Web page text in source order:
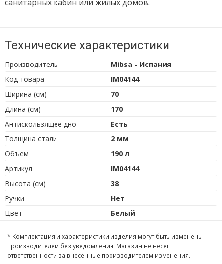
санитарных кабин или жилых домов.
Технические характеристики
Производитель
Mibsa - Испания
Код товара
IM04144
Ширина (см)
70
Длина (см)
170
Антискользящее дно
Есть
Толщина стали
2 мм
Объем
190 л
Артикул
IM04144
Высота (см)
38
Ручки
Нет
Цвет
Белый
* Комплектация и характеристики изделия могут быть изменены
производителем без уведомления. Магазин не несет
ответственности за внесенные производителем изменения.